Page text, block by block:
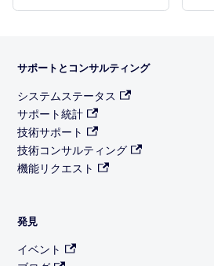
サポートとコンサルティング
システムステータス
サポート統計
技術サポート
技術コンサルティング
機能リクエスト
発見
イベント